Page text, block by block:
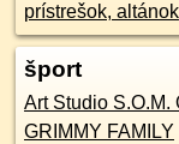
prístrešok, altánok
šport
Art Studio S.O.M.
GRIMMY FAMILY